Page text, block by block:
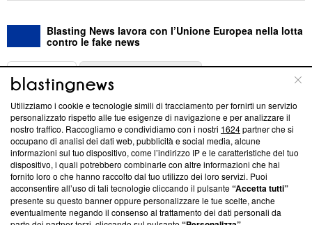
Blasting News lavora con l’Unione Europea nella lotta
contro le fake news
ABOUT
Questa sezione offre informazioni trasparenti su Blasting
News, sui nostri processi editoriali e su come ci impegniamo a
creare news di qualità. Inoltre, afferma la nostra aderenza a
‘Trust Project - News with Integrity’Blasting News non è
ancora membro del programma, ma ha richiesto di farne
parte; Trust Project non ha ancora effettuato una verifica di
conformità agli standard.
Utilizziamo i cookie e tecnologie simili di tracciamento per fornirti un servizio
personalizzato rispetto alle tue esigenze di navigazione e per analizzare il
nostro traffico. Raccogliamo e condividiamo con i nostri 1624partner che si
occupano di analisi dei dati web, pubblicità e social media, alcune
informazioni sul tuo dispositivo, come l’indirizzo IP e le caratteristiche del tuo
dispositivo, i quali potrebbero combinarle con altre informazioni che hai
fornito loro o che hanno raccolto dal tuo utilizzo dei loro servizi. Puoi
acconsentire all’uso di tali tecnologie cliccando il pulsante“Accetta tutti”
presente su questo banner oppure personalizzare le tue scelte, anche
eventualmente negando il consenso al trattamento dei dati personali da